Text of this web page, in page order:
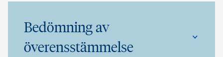
Bedömning av
överensstämmelse